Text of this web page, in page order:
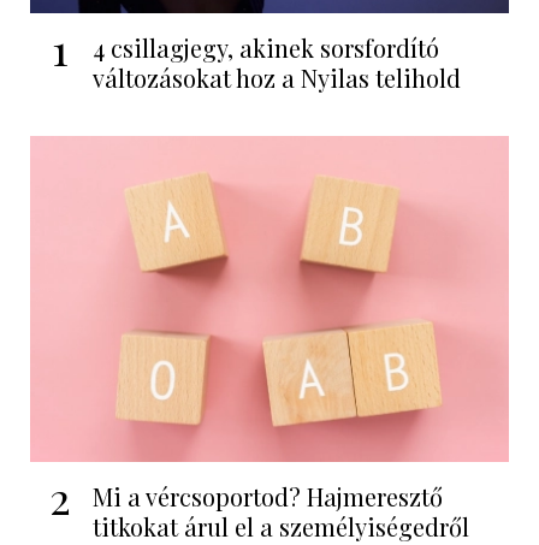
1
4 csillagjegy, akinek sorsfordító
változásokat hoz a Nyilas telihold
2
Mi a vércsoportod? Hajmeresztő
titkokat árul el a személyiségedről